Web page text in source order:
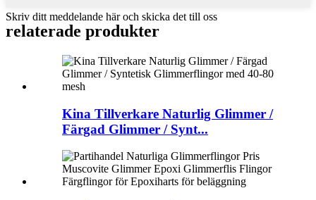
Skriv ditt meddelande här och skicka det till oss
relaterade produkter
Kina Tillverkare Naturlig Glimmer /
Färgad Glimmer / Synt...